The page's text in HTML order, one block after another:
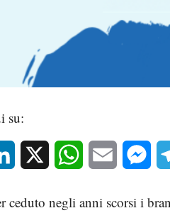
su:
LinkedIn WhatsAppEmail
ceduto negli anni scorsi i